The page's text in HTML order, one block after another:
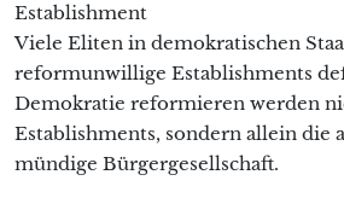
Establishment
Viele Eliten in demokratischen
reformunwillige Establishments
Demokratie reformieren werden
Establishments, sondern allein die
mündige Bürgergesellschaft.